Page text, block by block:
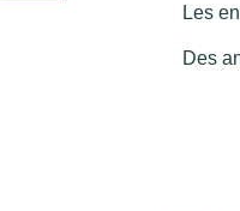
Les
Des